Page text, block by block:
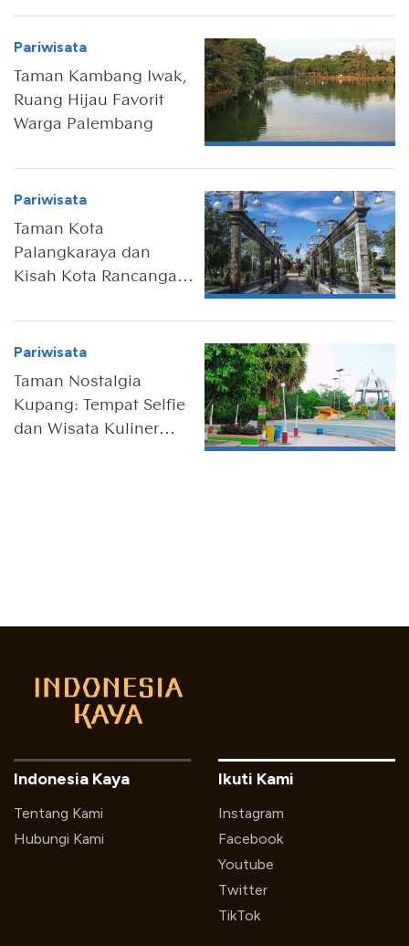
Pariwisata
Taman Kambang Iwak,
Ruang Hijau Favorit
Warga Palembang
Pariwisata
Taman Kota
Palangkaraya dan
Kisah Kota Rancangan
Pariwisata
Taman Nostalgia
Kupang: Tempat Selfie
dan Wisata Kuliner
Indonesia Kaya
Tentang Kami
Hubungi Kami
Ikuti Kami
Instagram
Facebook
Youtube
Twitter
TikTok